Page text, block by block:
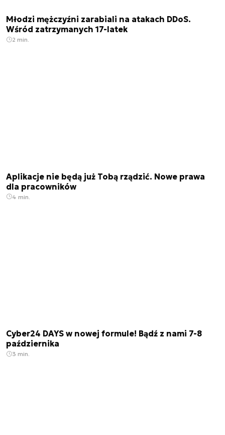
Młodzi mężczyźni zarabiali na atakach DDoS.
Wśród zatrzymanych 17-latek
2 min.
Aplikacje nie będą już Tobą rządzić. Nowe prawa
dla pracowników
4 min.
Cyber24 DAYS w nowej formule! Bądź z nami 7-8
października
3 min.